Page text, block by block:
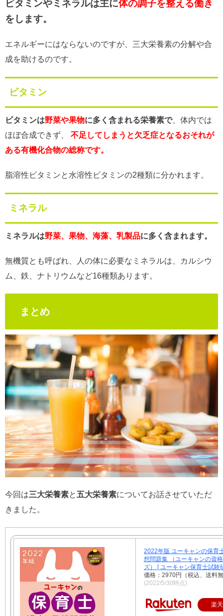
ビタミンやミネラルは主に体の調子を整える働き
をします。
エネルギーにはならないのですが、三大栄養素の分解や合
成を助けるのです。
ビタミン
ビタミンは野菜や果物に多く含まれる栄養素で、体内では
ほぼ合成できず、
不足してしまうと欠乏症となるおそれが
ある有機化合物の総称です。
脂溶性ビタミンと水溶性ビタミンの2種類に分かれます。
ミネラル
ミネラルは野菜、果物、海藻、乳製品に多く含まれます。
無機質とも呼ばれ、人の体に必要なミネラルは、カルシウ
ム、鉄、ナトリウムなど16種類あります。
まとめ
今回は三大栄養素と 五大栄養素についてお話させていただ
きました。
2022年版 ユーキャンの保育
想問題集 （ユーキャンの資
ズ） [ ユーキャン保育士試験
価格：2970円（税込、送料
(2022/5/30時点)
楽